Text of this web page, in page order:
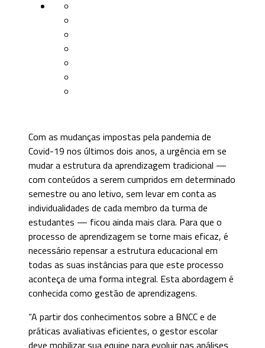
Com as mudanças impostas pela pandemia de
Covid-19 nos últimos dois anos, a urgência em se
mudar a estrutura da aprendizagem tradicional —
com conteúdos a serem cumpridos em determinado
semestre ou ano letivo, sem levar em conta as
individualidades de cada membro da turma de
estudantes — ficou ainda mais clara. Para que o
processo de aprendizagem se torne mais eficaz, é
necessário repensar a estrutura educacional em
todas as suas instâncias para que este processo
aconteça de uma forma integral. Esta abordagem é
conhecida como gestão de aprendizagens.
“A partir dos conhecimentos sobre a BNCC e de
práticas avaliativas eficientes, o gestor escolar
deve mobilizar sua equipe para evoluir nas análises